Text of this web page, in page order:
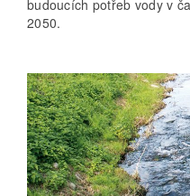
budoucích potřeb vody v
2050.